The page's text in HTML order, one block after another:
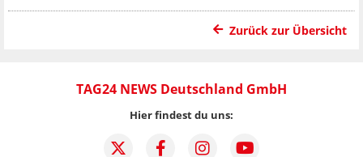
Zurück zur Übersicht
TAG24 NEWS Deutschland GmbH
Hier findest du uns: